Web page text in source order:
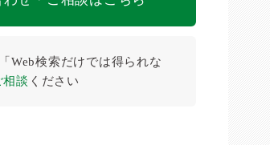
Web検索だけでは得られな
相談 ください